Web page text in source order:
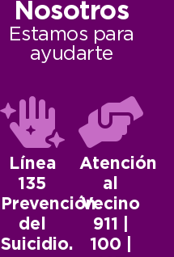
Nosotros
Estamos para
ayudarte
Línea
135
Prevención
del
Suicidio.
Atención
al
Vecino
911 |
100 |